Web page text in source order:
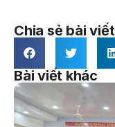
Chia sẻ bài viết
Bài viết khác